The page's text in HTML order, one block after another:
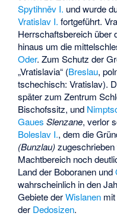
Spytihněv I. und wurde
Vratislav I. fortgeführt.
Herrschaftsbereich über
hinaus um die
Oder. Zum Schutz der
„Vratislavia“ (Breslau,
tschechisch: Vratislav).
später zum Zentrum
Bischofssitz, und
Gaues Slenzane, verlor
Boleslav I., dem die
(Bunzlau)
Machtbereich noch
Land der Boboranen und
wahrscheinlich in den
Gebiete derWislanen
der Dedosizen.